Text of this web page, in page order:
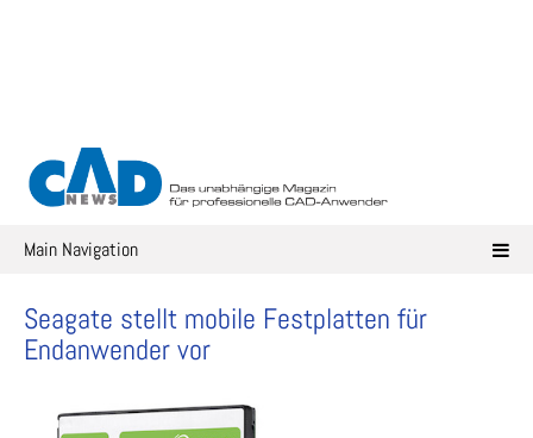
Main Navigation
Seagate stellt mobile Festplatten für
Endanwender vor